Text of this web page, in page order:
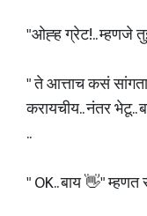
"ओह्ह ग्रेट!.. म्हणजे
" ते आत्ताच कसं
करायचीय.. नंतर भेटू..
..
" OK.. बाय 👋"